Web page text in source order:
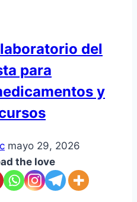
del
para
y
mayo 29, 2026
the love